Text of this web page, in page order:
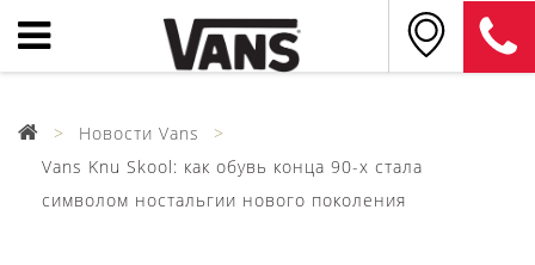
Новости Vans
Vans Knu Skool: как обувь конца 90-х стала
символом ностальгии нового поколения